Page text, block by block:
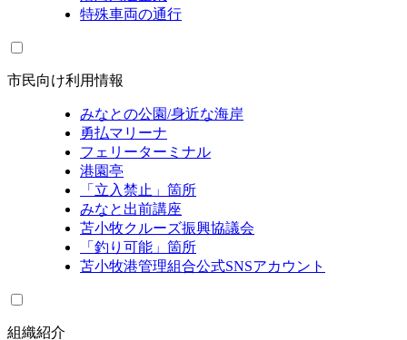
特殊車両の通行
市民向け利用情報
みなとの公園/身近な海岸
勇払マリーナ
フェリーターミナル
港園亭
「立入禁止」箇所
みなと出前講座
苫小牧クルーズ振興協議会
「釣り可能」箇所
苫小牧港管理組合公式SNSアカウント
組織紹介